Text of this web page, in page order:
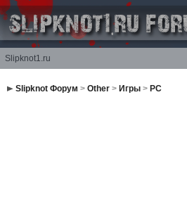
Slipknot1.ru
Slipknot Форум > Other> Игры> PC